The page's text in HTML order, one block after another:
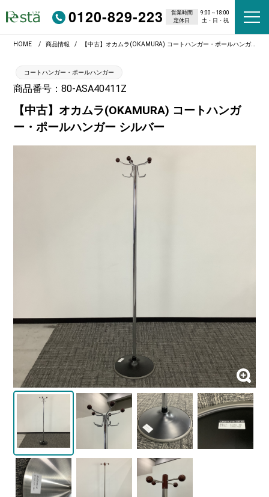
0120-829-223 営業時間
9:00～18:00
定休日
土・日・祝
HOME 商品情報 【中古】オカムラ(OKAMURA) コートハンガー・ポールハンガー シルバー
コートハンガー・ポールハンガー
商品番号：80-ASA40411Z
【中古】オカムラ(OKAMURA) コートハンガ
ー・ポールハンガー シルバー